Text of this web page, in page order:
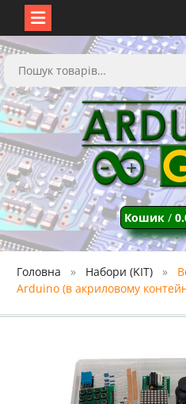
Перейти
до
вмісту
Шукати:
Кошик/
Головна Набори (KIT)
Arduino (в акриловому